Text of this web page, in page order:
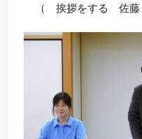
（ 挨拶をする 佐